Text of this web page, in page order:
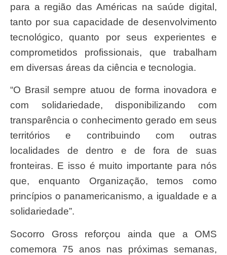
para a região das Américas na saúde digital,
tanto por sua capacidade de desenvolvimento
tecnológico, quanto por seus experientes e
comprometidos profissionais, que trabalham
em diversas áreas da ciência e tecnologia.
“O Brasil sempre atuou de forma inovadora e
com solidariedade, disponibilizando com
transparência o conhecimento gerado em seus
territórios e contribuindo com outras
localidades de dentro e de fora de suas
fronteiras. E isso é muito importante para nós
que, enquanto Organização, temos como
princípios o panamericanismo, a igualdade e a
solidariedade”.
Socorro Gross reforçou ainda que a OMS
comemora 75 anos nas próximas semanas,